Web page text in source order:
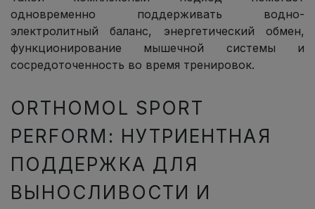
одновременно поддерживать водно-
электролитный баланс, энергетический обмен,
функционирование мышечной системы и
сосредоточенность во время тренировок.
ORTHOMOL SPORT
PERFORM: НУТРИЕНТНАЯ
ПОДДЕРЖКА ДЛЯ
ВЫНОСЛИВОСТИ И